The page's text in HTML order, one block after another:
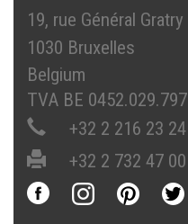
19, rue Général Gratry
1030 Bruxelles
Belgium
TVA BE 0452.029.797
+32 2 216 23 24
+32 2 732 47 00